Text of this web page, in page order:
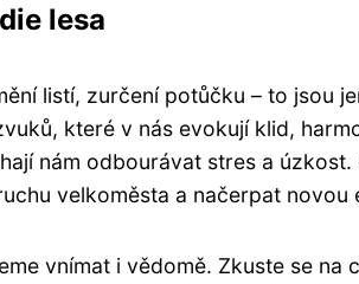
lesa
listí, zurčení potůčku – to jsou
které v nás evokují klid,
nám odbourávat stres a
velkoměsta a načerpat novou
vnímat i vědomě. Zkuste se